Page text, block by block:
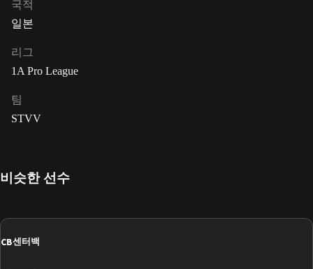
국적
일본
리그
1A Pro League
팀
STVV
비슷한 선수
CB센터백